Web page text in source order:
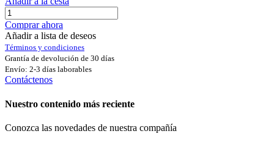
Comprar ahora
Añadir a lista de deseos
Términos y condiciones
Grantía de devolución de 30 días
Envío: 2-3 días laborables
Contáctenos
Nuestro contenido más reciente
Conozca las novedades de nuestra compañía